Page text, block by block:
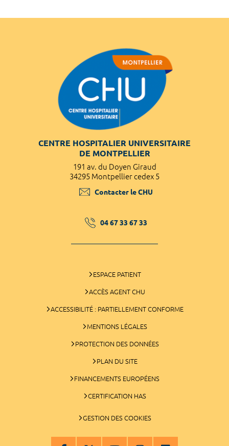
CENTRE HOSPITALIER UNIVERSITAIRE
DE MONTPELLIER
191 av. du Doyen Giraud
34295 Montpellier cedex 5
Contacter le CHU
04 67 33 67 33
ESPACE PATIENT
ACCÈS AGENT CHU
ACCESSIBILITÉ : PARTIELLEMENT CONFORME
MENTIONS LÉGALES
PROTECTION DES DONNÉES
PLAN DU SITE
FINANCEMENTS EUROPÉENS
CERTIFICATION HAS
GESTION DES COOKIES